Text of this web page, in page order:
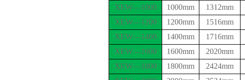
XEW—1000
1000mm 1312mm
XEW—1200 1200mm 1516mm
XEW—1400
1400mm 1716mm
XEW—1600
1600mm 2020mm
XEW—1800 1800mm 2424mm